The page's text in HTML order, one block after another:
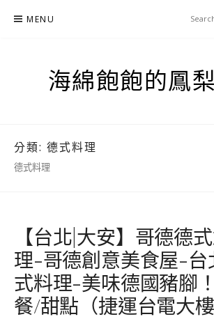
MENU
海綿飽飽的鳳
分類: 德式料理
德式料理
【台北|大安】哥德德
理-哥德創意美食屋-台
式料理-美味德國豬腳
餐/甜點（捷運台電大樓